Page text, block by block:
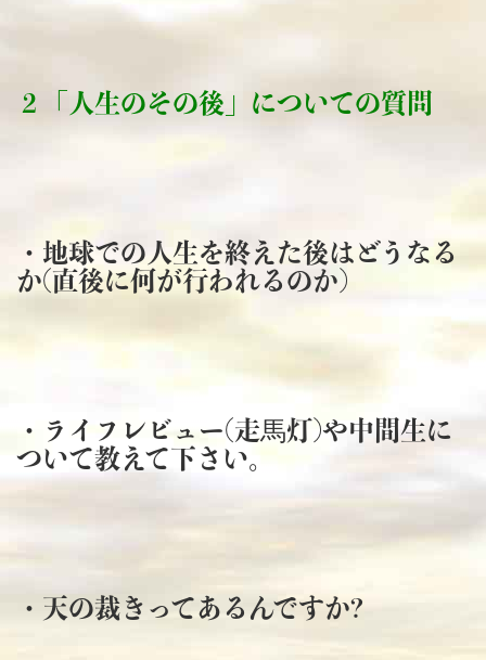
２「人生のその後」についての質問
・地球での人生を終えた後はどうなる
か(直後に何が行われるのか)
・ライフレビュー(走馬灯)や中間生に
ついて教えて下さい。
・天の裁きってあるんですか?